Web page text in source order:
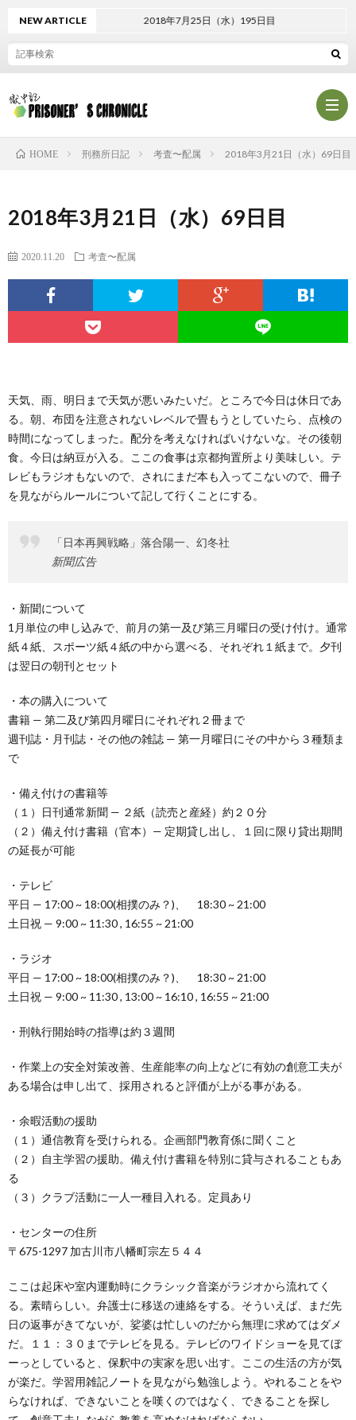
フ
ル
ラ
シ
ー
お
合
NEW ARTICLE 2018年7月25日（水）195日目
HOME 刑務所日記 考査〜配属 2018年3月21日（水）69日目
2018年3月21日（水）69日目
2020.11.20 考査〜配属
天気、雨、明日まで天気が悪いみたいだ。ところで今日は休日であ
る。朝、布団を注意されないレベルで畳もうとしていたら、点検の
時間になってしまった。配分を考えなければいけないな。その後朝
食。今日は納豆が入る。ここの食事は京都拘置所より美味しい。テ
レビもラジオもないので、されにまだ本も入ってこないので、冊子
を見ながらルールについて記して行くことにする。
「日本再興戦略」落合陽一、幻冬社
新聞広告
・新聞について
1月単位の申し込みで、前月の第一及び第三月曜日の受け付け。通常
紙４紙、スポーツ紙４紙の中から選べる、それぞれ１紙まで。夕刊
は翌日の朝刊とセット
・本の購入について
書籍 — 第二及び第四月曜日にそれぞれ２冊まで
週刊誌・月刊誌・その他の雑誌 — 第一月曜日にその中から３種類ま
で
・備え付けの書籍等
（１）日刊通常新聞 — ２紙（読売と産経）約２０分
（２）備え付け書籍（官本）— 定期貸し出し、１回に限り貸出期間
の延長が可能
・テレビ
平日 — 17:00 ~ 18:00(相撲のみ？)、 18:30 ~ 21:00
土日祝 — 9:00 ~ 11:30 , 16:55 ~ 21:00
・ラジオ
平日 — 17:00 ~ 18:00(相撲のみ？)、 18:30 ~ 21:00
土日祝 — 9:00 ~ 11:30 , 13:00 ~ 16:10 , 16:55 ~ 21:00
・刑執行開始時の指導は約３週間
・作業上の安全対策改善、生産能率の向上などに有効の創意工夫が
ある場合は申し出て、採用されると評価が上がる事がある。
・余暇活動の援助
（１）通信教育を受けられる。企画部門教育係に聞くこと
（２）自主学習の援助。備え付け書籍を特別に貸与されることもあ
る
（３）クラブ活動に一人一種目入れる。定員あり
・センターの住所
〒675-1297 加古川市八幡町宗左５４４
ここは起床や室内運動時にクラシック音楽がラジオから流れてく
る。素晴らしい。弁護士に移送の連絡をする。そういえば、まだ先
日の返事がきてないが、娑婆は忙しいのだから無理に求めてはダメ
だ。１１：３０までテレビを見る。テレビのワイドショーを見てぼ
ーっとしていると、保釈中の実家を思い出す。ここの生活の方が気
が楽だ。学習用雑記ノートを見ながら勉強しよう。やれることをや
らなければ、できないことを嘆くのではなく、できることを探し